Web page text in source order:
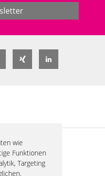
wie
Funktionen
Targeting
GmbH & Co. KG
2
Hillmicke